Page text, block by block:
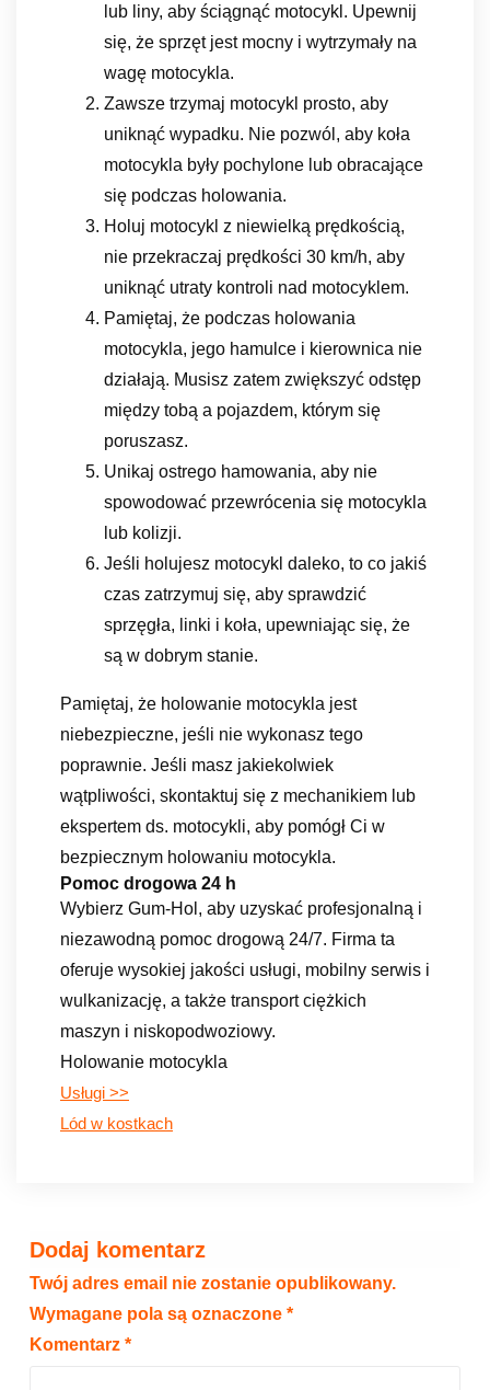
lub liny, aby ściągnąć motocykl. Upewnij
się, że sprzęt jest mocny i wytrzymały na
wagę motocykla.
Zawsze trzymaj motocykl prosto, aby
uniknąć wypadku. Nie pozwól, aby koła
motocykla były pochylone lub obracające
się podczas holowania.
Holuj motocykl z niewielką prędkością,
nie przekraczaj prędkości 30 km/h, aby
uniknąć utraty kontroli nad motocyklem.
Pamiętaj, że podczas holowania
motocykla, jego hamulce i kierownica nie
działają. Musisz zatem zwiększyć odstęp
między tobą a pojazdem, którym się
poruszasz.
Unikaj ostrego hamowania, aby nie
spowodować przewrócenia się motocykla
lub kolizji.
Jeśli holujesz motocykl daleko, to co jakiś
czas zatrzymuj się, aby sprawdzić
sprzęgła, linki i koła, upewniając się, że
są w dobrym stanie.
Pamiętaj, że holowanie motocykla jest
niebezpieczne, jeśli nie wykonasz tego
poprawnie. Jeśli masz jakiekolwiek
wątpliwości, skontaktuj się z mechanikiem lub
ekspertem ds. motocykli, aby pomógł Ci w
bezpiecznym holowaniu motocykla.
Pomoc drogowa 24 h
Wybierz Gum-Hol, aby uzyskać profesjonalną i
niezawodną pomoc drogową 24/7. Firma ta
oferuje wysokiej jakości usługi, mobilny serwis i
wulkanizację, a także transport ciężkich
maszyn i niskopodwoziowy.
Holowanie motocykla
Usługi >>
Lód w kostkach
Dodaj komentarz
Twój adres email nie zostanie opublikowany.
Wymagane pola są oznaczone *
Komentarz *